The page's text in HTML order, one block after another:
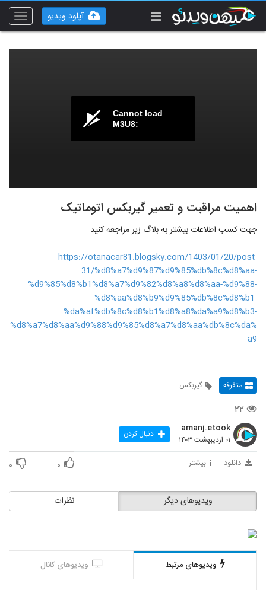
Toggle
آپلود ویدیو
Cannot load
M3U8:
اهمیت مراقبت و تعمیر گیربکس اتوماتیک
جهت کسب اطلاعات بیشتر به بلاگ زیر مراجعه کنید.
https://otanacar81.blogsky.com/1403/01/20/post-
31/%d8%a7%d9%87%d9%85%db%8c%d8%aa-
%d9%85%d8%b1%d8%a7%d9%82%d8%a8%d8%aa-%d9%88-
%d8%aa%d8%b9%d9%85%db%8c%d8%b1-
%da%af%db%8c%d8%b1%d8%a8%da%a9%d8%b3-
%d8%a7%d8%aa%d9%88%d9%85%d8%a7%d8%aa%db%8c%da%
a9
متفرقه گیربکس
۲۲
amanj.etook
۰۱ اردیبهشت ۱۴۰۳ دنبال کردن
دانلود بیشتر ۰ ۰
نظرات ویدیوهای دیگر
ویدیوهای مرتبط ویدیوهای کانال